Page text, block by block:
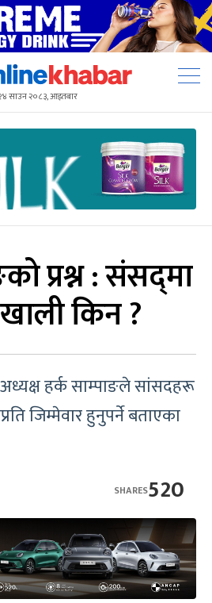
साउन २०८३, आइतबार
प्रश्न : संसद्‌मा
किन ?
अध्यक्ष हर्क साम्पाङले सांसदहरू
जिम्मेवार हुनुपर्ने बताएका
520
SHARES